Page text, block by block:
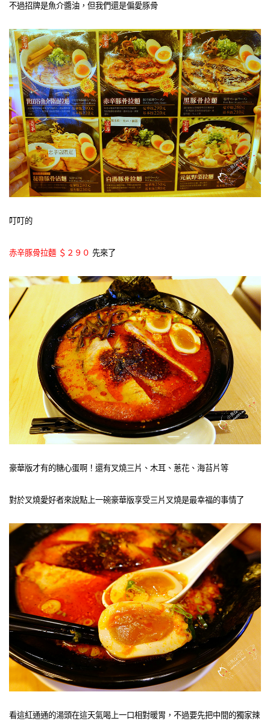
不過招牌是魚介醬油，但我們還是偏愛豚骨
叮叮的
赤辛豚骨拉麵 ＄２９０ 先來了
豪華版才有的糖心蛋啊！還有叉燒三片、木耳、蔥花、海苔片等
對於叉燒愛好者來說點上一碗豪華版享受三片叉燒是最幸福的事情了
看這紅通通的湯頭在這天氣喝上一口相對暖胃，不過要先把中間的獨家辣